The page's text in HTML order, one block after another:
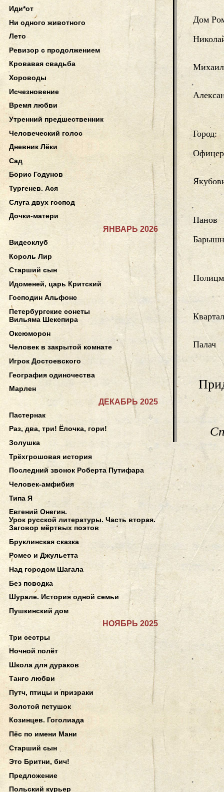
Дом
Михаил
Город:
Офицер
Панов
Палач
Иди*от
Ни одного животного
Лето
Ревизор с продолжением
Кровавая свадьба
Хороводы
Исчезновение
Время любви
Утренний предшественник
Человеческий голос
Дневник Лёки
Сад
Борис Годунов
Тургенев. Ася
Слуга двух господ
Дочки-матери
ЯНВАРЬ 2026
Видеоклуб
Король Лир
Старший сын
Идоменей, царь Критский
Господин Альфонс
Петербургские сонеты
Вильяма Шекспира
Оксюморон
Человек в закрытой комнате
Игрок Достоевского
География одиночества
Марлен
ДЕКАБРЬ 2025
Пастернак
Раз, два, три! Ёлочка, гори!
Золушка
Трёхгрошовая история
Последний звонок Роберта Путифара
Человек-амфибия
Типа Я
Евгений Онегин.
Урок русской литературы. Часть вторая.
Заговор мёртвых поэтов
Бруклинская сказка
Ромео и Джульетта
Над городом Шагала
Без поводка
Шурале. История одной семьи
Пушкинский дом
НОЯБРЬ 2025
Три сестры
Ночной полёт
Школа для дураков
Танго любви
Путч, птицы и призраки
Золотой петушок
Козинцев. Гоголиада
Пёс по имени Мани
Старший сын
Это Бритни, бич!
Предложение
Польский курьер